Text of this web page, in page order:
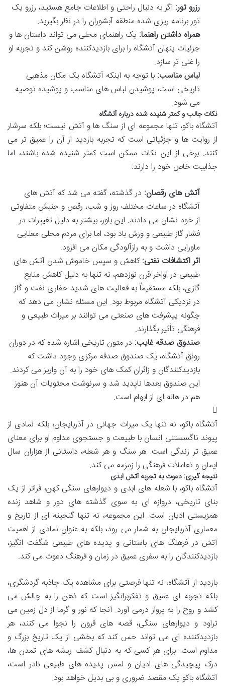
رزرو تور: اگر به دنبال راحتی و اطلاعات جامع هستید، رزرو یک
تور برنامه ریزی شده منطقه آبشوران را در نظر بگیرید.
همراه داشتن راهنما: یک راهنمای محلی می تواند داستان ها و
جزئیات پنهان آتشگاه را برای بازدیدکننده روشن کند و تجربه او
را غنی تر سازد.
لباس مناسب: با توجه به اینکه آتشگاه یک مکان مذهبی
تاریخی است، پوشیدن لباس های مناسب و پوشیده توصیه
می شود.
نکات جالب و کمتر شنیده شده درباره آتشگاه
آتشگاه باکو، تنها مجموعه ای از سنگ ها و آتش نیست؛ بلکه سرشار
از روایت ها و جزئیاتی است که تجربه بازدید از آن را عمیق تر می
کنند. برخی از این نکات ممکن است کمتر شنیده شده باشند، اما
جذابیت خاص خود را دارند:
آتش های رقصان: در گذشته، گفته می شد که آتش های
آتشگاه در ساعات مختلف روز و شب، رقص و جنبش متفاوتی
از خود نشان می دادند. این باور، بیشتر به دلیل تغییرات در
فشار گاز طبیعی و وزش باد بود، اما برای مردم محلی معنایی
ماورایی داشت و به رازآلودگی مکان می افزود.
اثر اکتشافات نفتی:کاهش و سپس خاموش شدن آتش های
طبیعی در اواخر قرن نوزدهم، نه تنها به دلیل کاهش منابع
گازی، بلکه مستقیماً به فعالیت های شدید حفاری نفت و گاز
در نزدیکی آتشگاه مربوط بود. این مسئله نشان می دهد که
چگونه پیشرفت های صنعتی می توانند بر میراث طبیعی و
فرهنگی تأثیر بگذارند.
صندوق صدقه غایب: در متون تاریخی اشاره شده که در دوران
رونق آتشگاه، یک صندوق صدقه مرکزی وجود داشت که
بازدیدکنندگان و زائران کمک های خود را به آن واریز می کردند.
این صندوق بعدها ناپدید شد و سرنوشت محتویات آن هنوز
هم در هاله ای از ابهام است.
آتشگاه باکو، نه تنها یک میراث جهانی در آذربایجان، بلکه نمادی از
پیوند ناگسستنی انسان با طبیعت و جستجوی مداوم او برای معنای
عمیق تر زندگی است. هر سنگ و هر شعله، داستانی از هزاران سال
ایمان و تعاملات فرهنگی را زمزمه می کند.
نتیجه گیری: دعوت به تجربه آتش ابدی
آتشگاه باکو، با شعله های ابدی و دیوارهای سنگی کهن، فراتر از یک
بنای تاریخی، دروازه ای به سوی گذشته های دور و شاهد زنده
همزیستی ادیان است. این مجموعه، نه تنها گنجینه ای از تاریخ و
معماری آذربایجان به شمار می رود، بلکه به عنوان نمادی از اهمیت
آتش در فرهنگ های باستانی و پدیده های طبیعی شگفت انگیز،
بازدیدکنندگان را به سفری عمیق در زمان و فرهنگ دعوت می کند.
بازدید از آتشگاه، نه تنها فرصتی برای مشاهده یک جاذبه گردشگری،
بلکه تجربه ای عمیق و تفکربرانگیز است که ذهن را به چالش می
کشد و روح را به پرواز درمی آورد. آنجا که نور و گرما از دل زمین می
تراود و دیوارهای سنگی، قصه های قرون را نجوا می کنند، هر
بازدیدکننده ای می تواند حس کند که بخشی از یک تاریخ بزرگ و
مداوم است. برای هر کسی که به دنبال کشف ریشه های تمدن ها،
درک پیچیدگی های ادیان و لمس پدیده های طبیعی نادر است،
آتشگاه باکو یک مقصد ضروری و بی بدیل خواهد بود.